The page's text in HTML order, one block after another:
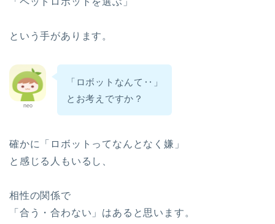
という手があります。
neo
「ロボットなんて‥」
とお考えですか？
確かに「ロボットってなんとなく嫌」
と感じる人もいるし、
相性の関係で
「合う・合わない」はあると思います。